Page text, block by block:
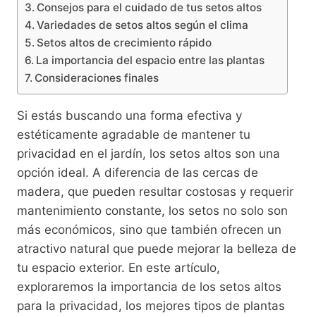
Consejos para el cuidado de tus setos altos
Variedades de setos altos según el clima
Setos altos de crecimiento rápido
La importancia del espacio entre las plantas
Consideraciones finales
Si estás buscando una forma efectiva y
estéticamente agradable de mantener tu
privacidad en el jardín, los setos altos son una
opción ideal. A diferencia de las cercas de
madera, que pueden resultar costosas y requerir
mantenimiento constante, los setos no solo son
más económicos, sino que también ofrecen un
atractivo natural que puede mejorar la belleza de
tu espacio exterior. En este artículo,
exploraremos la importancia de los setos altos
para la privacidad, los mejores tipos de plantas